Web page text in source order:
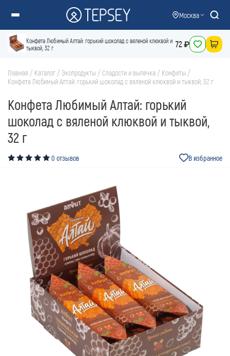
Москва
Конфета Любимый Алтай: горький шоколад с вяленой клюквой и
тыквой, 32 г
72 ₽
Главная / Каталог /Экопродукты / Сладости и выпечка / Конфеты /
Конфета Любимый Алтай: горький шоколад с вяленой клюквой и тыквой, 32 г
Конфета Любимый Алтай: горький
шоколад с вяленой клюквой и тыквой,
32 г
0 отзывов В избранное